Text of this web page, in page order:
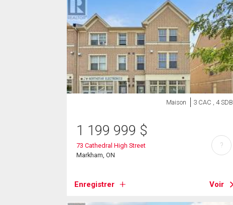
Maison 3 CAC , 4 SDB
1 199 999 $
73 Cathedral High Street
Markham, ON
Enregistrer Voir
?